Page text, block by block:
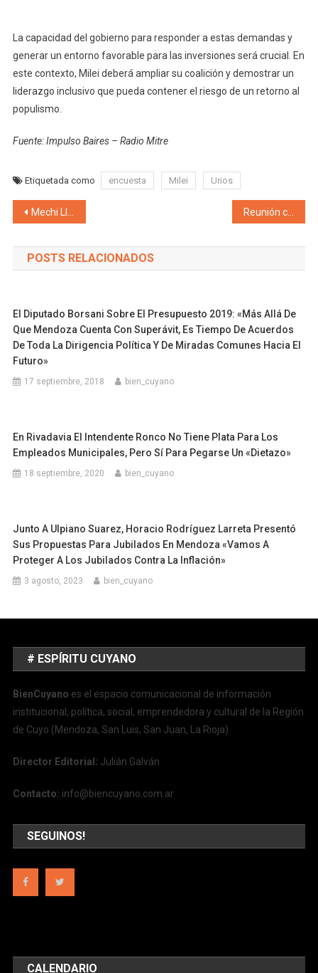
La capacidad del gobierno para responder a estas demandas y
generar un entorno favorable para las inversiones será crucial. En
este contexto, Milei deberá ampliar su coalición y demostrar un
liderazgo inclusivo que pueda contener el riesgo de un retorno al
populismo.
Fuente: Impulso Baires – Radio Mitre
Etiquetada como encuesta Milei Urios
Navegación de entradas
Mechi Llano y su adhesión a la suspensión de las PASO «Los partidos políticos son entidades autónomas que deben funcionar despojadas de todo tipo de intervención estatal»
POSTS RELACIONADOS
El Diputado Borsani Sobre El Presupuesto 2019: «Más Allá De
Que Mendoza Cuenta Con Superávit, Es Tiempo De Acuerdos
De Toda La Dirigencia Política Y De Miradas Comunes Hacia El
Futuro»
17 septiembre, 2018 bien_cuyano
En Rivadavia El Intendente Ronco No Tiene Plata Para Los
Empleados Municipales, Pero Sí Para Pegarse Un «dietazo»
18 septiembre, 2020 bien_cuyano
Junto A Ulpiano Suarez, Horacio Rodríguez Larreta Presentó
Sus Propuestas Para Jubilados En Mendoza «Vamos A
Proteger A Los Jubilados Contra La Inflación»
3 agosto, 2023 bien_cuyano
# ESPÍRITU CUYANO
BienCuyano es el espacio comunicacional de información
institucional, política, social, emprendedora y cultural de la Región
de Cuyo (Mendoza, San Luis, San Juan, La Rioja)
Director Editorial: Julián Galván
Contacto: info@biencuyano.com.ar
SEGUINOS!
CALENDARIO